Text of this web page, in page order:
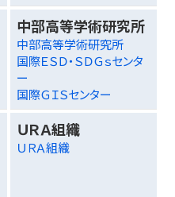
中部高等学術研究所
中部高等学術研究所
国際ＥＳＤ・ＳＤＧｓセンタ
ー
国際ＧＩＳセンター
ＵＲＡ組織
ＵＲＡ組織